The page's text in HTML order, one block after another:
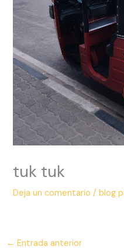
tuk tuk
Deja un comentario /blog
← Entrada anterior